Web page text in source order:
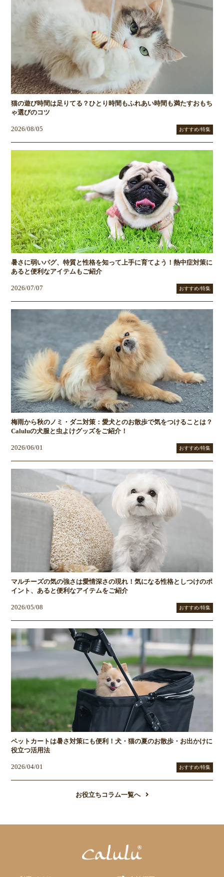
猫の遊び時間は足りてる？ひとり時間もふれあい時間も満たすおもち
ゃ選びのコツ
2026/08/05 おすすめ/特集
暑さに弱いパグ、特質と性格を知って上手に育てよう！熱中症対策に
あると便利なアイテムもご紹介
2026/07/07 おすすめ/特集
梅雨から秋のノミ・ダニ対策：愛犬とのお散歩で気をつけることは？
Caluluの犬服と虫よけグッズをご紹介！
2026/06/01 おすすめ/特集
マルチーズの気の強さは愛情深さの現れ！気になる性格としつけのポ
イント、あると便利なアイテムをご紹介
2026/05/08 おすすめ/特集
ペットカートは暑さ対策にも便利！犬・猫の夏のお散歩・お出かけに
役立つ活用法
2026/04/01 おすすめ/特集
お役立ちコラム一覧へ